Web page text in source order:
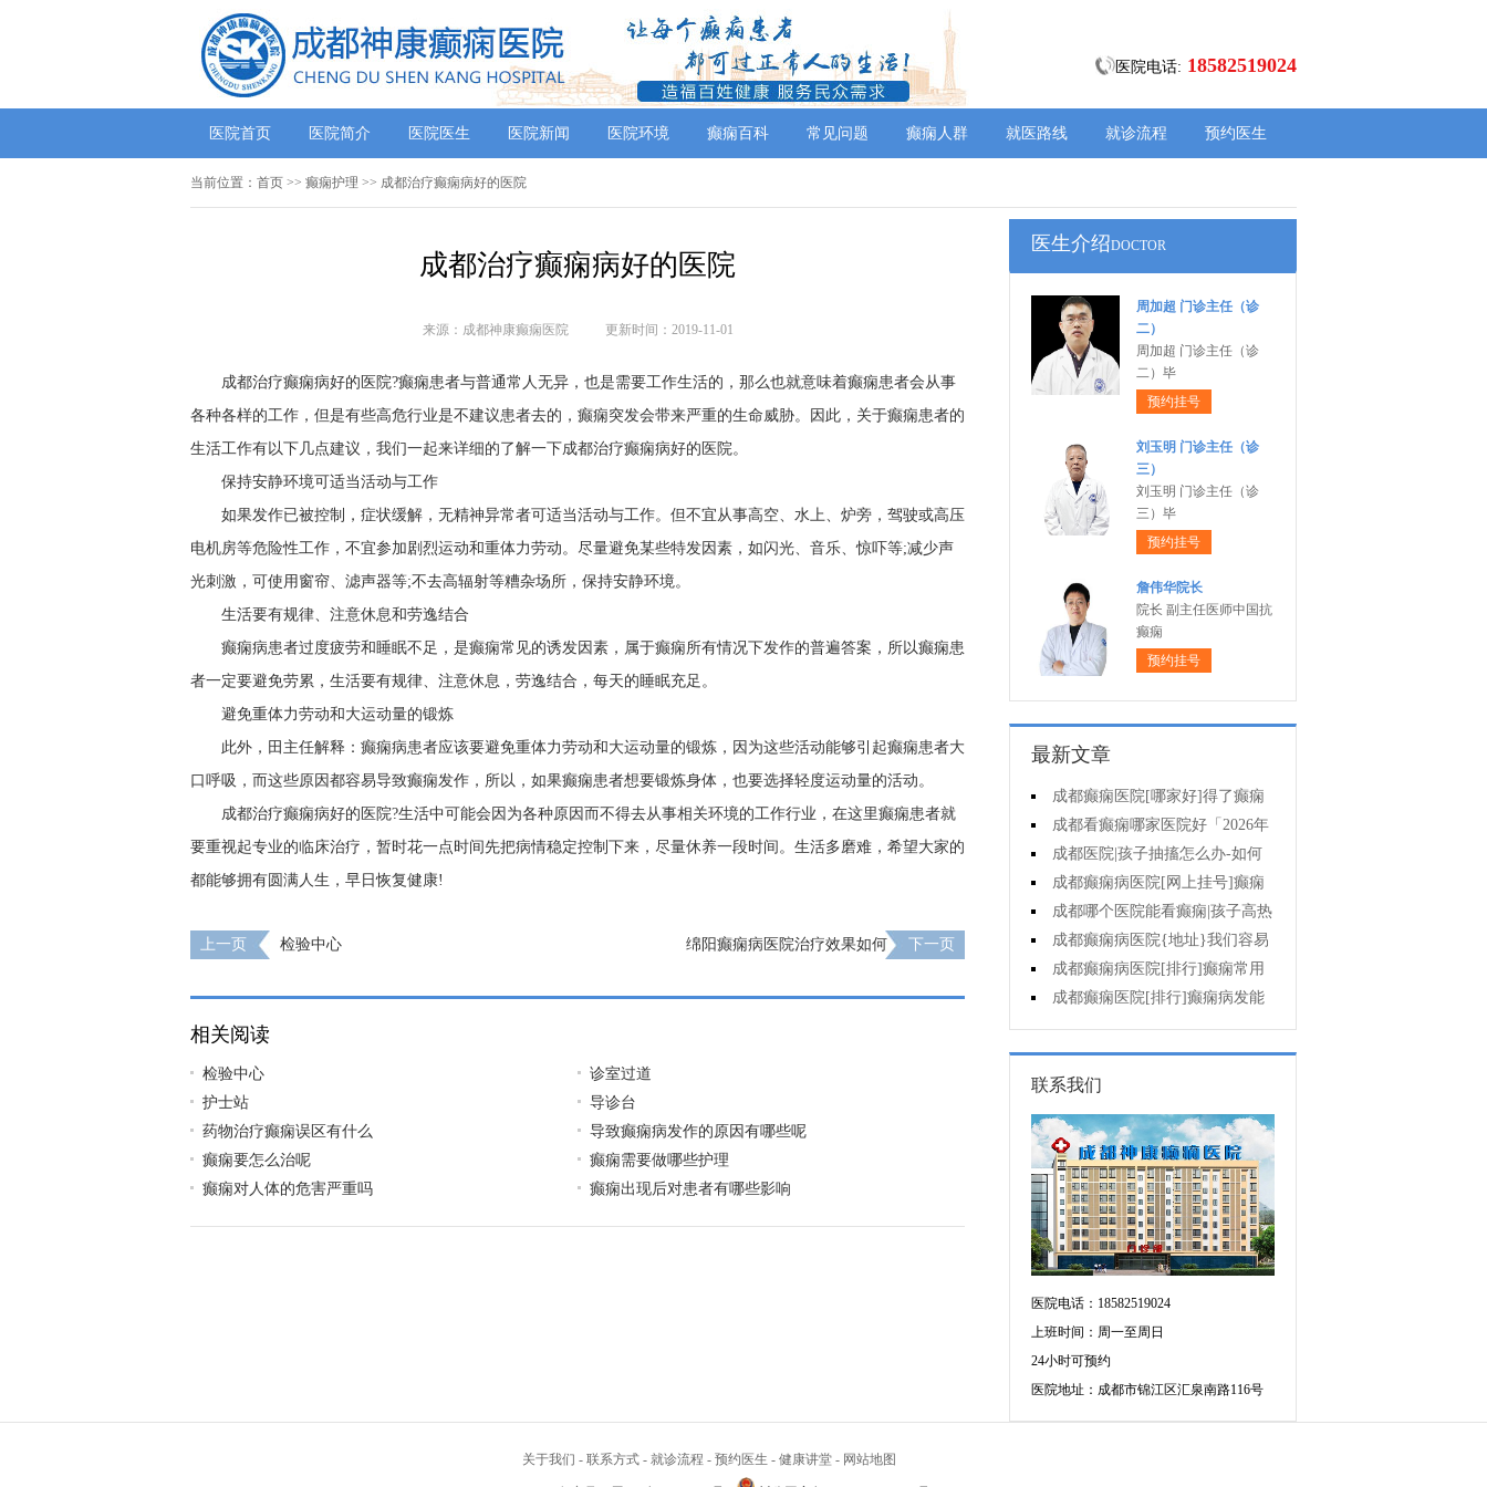
医院电话: 18582519024
医院首页 医院简介 医院医生 医院新闻 医院环境 癫痫百科 常见问题 癫痫人群 就医路线 就诊流程 预约医生
当前位置： 首页 >> 癫痫护理 >> 成都治疗癫痫病好的医院
成都治疗癫痫病好的医院
来源：成都神康癫痫医院 更新时间：2019-11-01
成都治疗癫痫病好的医院?癫痫患者与普通常人无异，也是需要工作生活的，那么也就意味着癫痫患者会从事
各种各样的工作，但是有些高危行业是不建议患者去的，癫痫突发会带来严重的生命威胁。因此，关于癫痫患者的
生活工作有以下几点建议，我们一起来详细的了解一下成都治疗癫痫病好的医院。
保持安静环境可适当活动与工作
如果发作已被控制，症状缓解，无精神异常者可适当活动与工作。但不宜从事高空、水上、炉旁，驾驶或高压
电机房等危险性工作，不宜参加剧烈运动和重体力劳动。尽量避免某些特发因素，如闪光、音乐、惊吓等;减少声
光刺激，可使用窗帘、滤声器等;不去高辐射等糟杂场所，保持安静环境。
生活要有规律、注意休息和劳逸结合
癫痫病患者过度疲劳和睡眠不足，是癫痫常见的诱发因素，属于癫痫所有情况下发作的普遍答案，所以癫痫患
者一定要避免劳累，生活要有规律、注意休息，劳逸结合，每天的睡眠充足。
避免重体力劳动和大运动量的锻炼
此外，田主任解释：癫痫病患者应该要避免重体力劳动和大运动量的锻炼，因为这些活动能够引起癫痫患者大
口呼吸，而这些原因都容易导致癫痫发作，所以，如果癫痫患者想要锻炼身体，也要选择轻度运动量的活动。
成都治疗癫痫病好的医院?生活中可能会因为各种原因而不得去从事相关环境的工作行业，在这里癫痫患者就
要重视起专业的临床治疗，暂时花一点时间先把病情稳定控制下来，尽量休养一段时间。生活多磨难，希望大家的
都能够拥有圆满人生，早日恢复健康!
上一页 检验中心 绵阳癫痫病医院治疗效果如何 下一页
相关阅读
检验中心
诊室过道
护士站
导诊台
药物治疗癫痫误区有什么
导致癫痫病发作的原因有哪些呢
癫痫要怎么治呢
癫痫需要做哪些护理
癫痫对人体的危害严重吗
癫痫出现后对患者有哪些影响
医生介绍DOCTOR
周加超 门诊主任（诊
二）
周加超 门诊主任（诊
二）毕
预约挂号
刘玉明 门诊主任（诊
三）
刘玉明 门诊主任（诊
三）毕
预约挂号
詹伟华院长
院长 副主任医师中国抗
癫痫
预约挂号
最新文章
成都癫痫医院[哪家好]得了癫痫
病怎么治疗效果好?
成都看癫痫哪家医院好「2026年
度公布」孩子有癫痫家长要注意什
么?
成都医院|孩子抽搐怎么办-如何
治疗癫痫呢
成都癫痫病医院[网上挂号]癫痫
怎样选择治疗方式?
成都哪个医院能看癫痫|孩子高热
抽搐怎么办?
成都癫痫病医院{地址}我们容易
对癫痫产生哪些误解?
成都癫痫病医院[排行]癫痫常用
的三种治疗方式
成都癫痫医院[排行]癫痫病发能
强行喂药吗?
联系我们
医院电话：18582519024
上班时间：周一至周日
24小时可预约
医院地址：成都市锦江区汇泉南路116号
关于我们 - 联系方式 - 就诊流程 - 预约医生 - 健康讲堂 - 网站地图